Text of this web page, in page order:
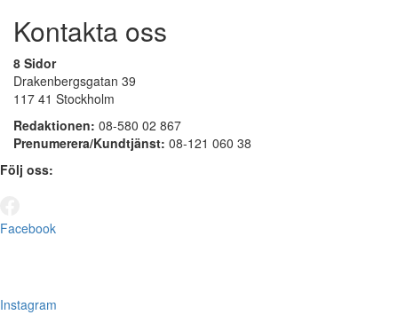
Kontakta oss
8 Sidor
Drakenbergsgatan 39
117 41 Stockholm
Redaktionen: 08-580 02 867
Prenumerera/Kundtjänst: 08-121 060 38
Följ oss:
Facebook
Instagram